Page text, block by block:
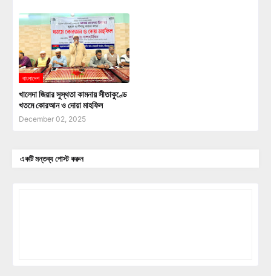
বাংলাদেশ
খালেদা জিয়ার সুস্থতা কামনায় সীতাকুণ্ডে
খতমে কোরআন ও দোয়া মাহফিল
December 02, 2025
একটি মন্তব্য পোস্ট করুন